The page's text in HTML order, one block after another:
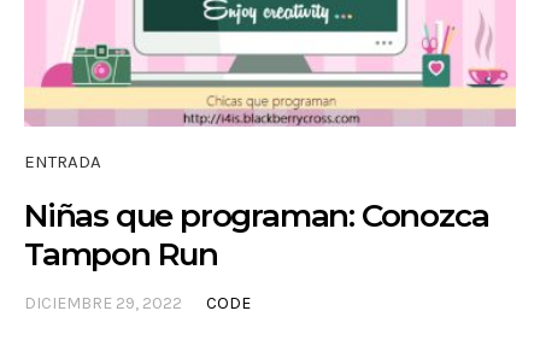
ENTRADA
Niñas que programan: Conozca
Tampon Run
DICIEMBRE 29, 2022 CODE